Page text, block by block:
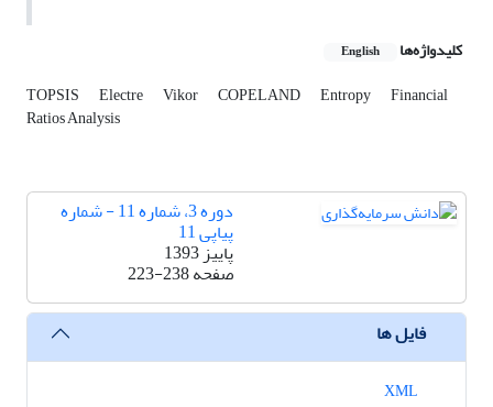
کلیدواژه‌ها English
TOPSIS Electre Vikor COPELAND Entropy Financial
Ratios Analysis
دوره 3، شماره 11 - شماره
پیاپی 11
پاییز 1393
صفحه223-238
فایل ها